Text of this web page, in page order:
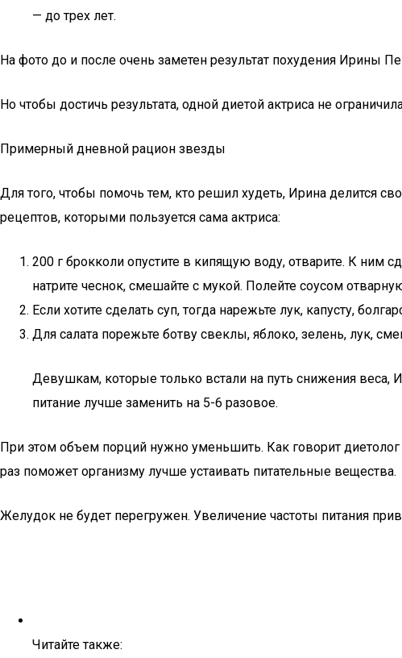
— до трех лет.
На фото до и после очень заметен результат похудения Ирины
Но чтобы достичь результата, одной диетой актриса не
Примерный дневной рацион звезды
Для того, чтобы помочь тем, кто решил худеть, Ирина делится
рецептов, которыми пользуется сама актриса:
200 г брокколи опустите в кипящую воду, отварите. К ним
натрите чеснок, смешайте с мукой. Полейте соусом
Если хотите сделать суп, тогда нарежьте лук, капусту,
Для салата порежьте ботву свеклы, яблоко, зелень, лук,
Девушкам, которые только встали на путь снижения веса,
питание лучше заменить на 5-6 разовое.
При этом объем порций нужно уменьшить. Как говорит
раз поможет организму лучше устаивать питательные вещества.
Желудок не будет перегружен. Увеличение частоты питания
Читайте также: